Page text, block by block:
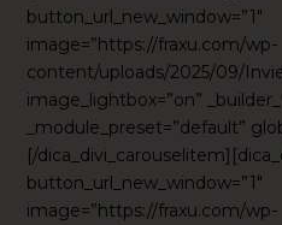
button_url_new_window=”1″
image=”https://fraxu.com/wp-
content/uploads/2025/09/
image_lightbox=”on”
_module_preset=”default”
[/
button_url_new_window=”1″
image=”https://fraxu.com/wp-